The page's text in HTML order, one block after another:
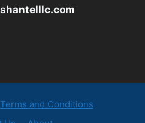
Terms and Conditions